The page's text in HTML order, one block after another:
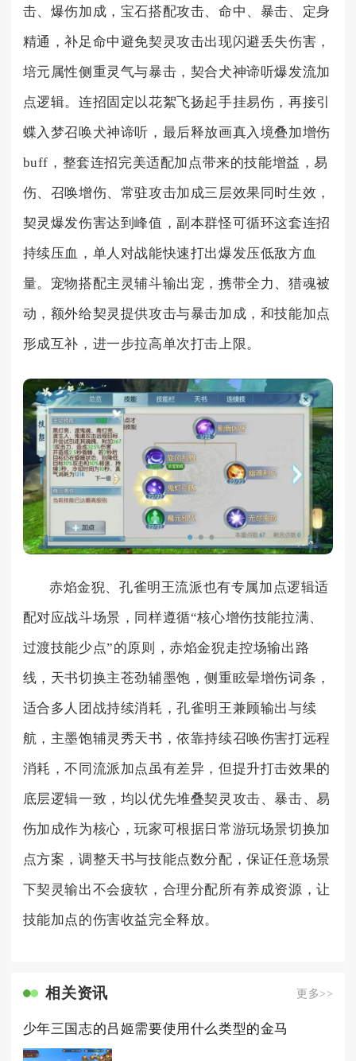
击、爆伤加成，宝石搭配攻击、命中、暴击、定身
精通，补足命中避免契灵攻击出现闪避丢失伤害，
培元属性侧重灵气与暴击，契合犬神谛听爆发流加
点逻辑。连招固定以花絮飞扬起手挂易伤，再接引
蝶入梦召唤犬神谛听，最后释放画真入境叠加增伤
buff，整套连招完美适配加点带来的技能增益，易
伤、召唤增伤、常驻攻击加成三层效果同时生效，
契灵爆发伤害达到峰值，副本群怪可循环这套连招
持续压血，单人对战能快速打出爆发压低敌方血
量。宠物搭配主灵辅斗输出宠，携带全力、猎魂被
动，额外给契灵提供攻击与暴击加成，和技能加点
形成互补，进一步拉高单次打击上限。
赤焰金猊、孔雀明王流派也有专属加点逻辑适
配对应战斗场景，同样遵循“核心增伤技能拉满、
过渡技能少点”的原则，赤焰金猊走控场输出路
线，天书切换主苍劲辅墨饱，侧重眩晕增伤词条，
适合多人团战持续消耗，孔雀明王兼顾输出与续
航，主墨饱辅灵秀天书，依靠持续召唤伤害打远程
消耗，不同流派加点虽有差异，但提升打击效果的
底层逻辑一致，均以优先堆叠契灵攻击、暴击、易
伤加成作为核心，玩家可根据日常游玩场景切换加
点方案，调整天书与技能点数分配，保证任意场景
下契灵输出不会疲软，合理分配所有养成资源，让
技能加点的伤害收益完全释放。
相关资讯 更多>>
少年三国志的吕姬需要使用什么类型的金马